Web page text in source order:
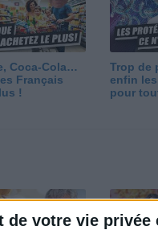
de votre vie
Coca-Cola…
Français
!
Trop de
enfin
pour